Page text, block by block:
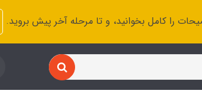
را کامل بخوانید، و تا مرحله آخر پیش بروید.